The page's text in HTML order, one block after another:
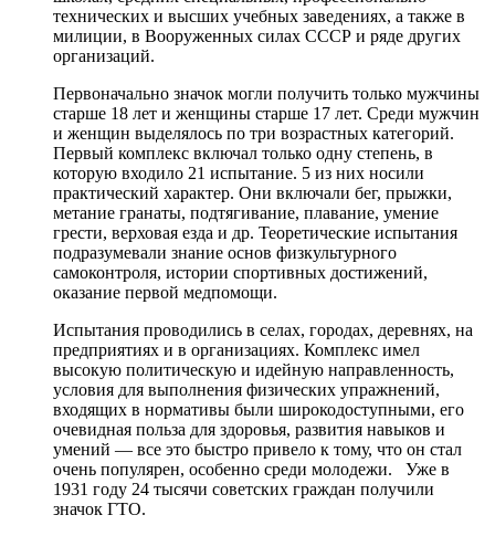
технических и высших учебных заведениях, а также в
милиции, в Вооруженных силах СССР и ряде других
организаций.
Первоначально значок могли получить только мужчины
старше 18 лет и женщины старше 17 лет. Среди мужчин
и женщин выделялось по три возрастных категорий.
Первый комплекс включал только одну степень, в
которую входило 21 испытание. 5 из них носили
практический характер. Они включали бег, прыжки,
метание гранаты, подтягивание, плавание, умение
грести, верховая езда и др. Теоретические испытания
подразумевали знание основ физкультурного
самоконтроля, истории спортивных достижений,
оказание первой медпомощи.
Испытания проводились в селах, городах, деревнях, на
предприятиях и в организациях. Комплекс имел
высокую политическую и идейную направленность,
условия для выполнения физических упражнений,
входящих в нормативы были широкодоступными, его
очевидная польза для здоровья, развития навыков и
умений — все это быстро привело к тому, что он стал
очень популярен, особенно среди молодежи. Уже в
1931 году 24 тысячи советских граждан получили
значок ГТО.